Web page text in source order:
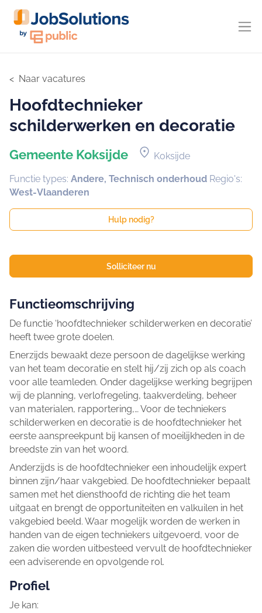
Naar vacatures
Hoofdtechnieker
schilderwerken en decoratie
Gemeente Koksijde location_on Koksijde
Functie types: Andere, Technisch onderhoud Regio's:
West-Vlaanderen
Hulp nodig?
Solliciteer nu
Functieomschrijving
De functie ‘hoofdtechnieker schilderwerken en decoratie’
heeft twee grote doelen.
Enerzijds bewaakt deze persoon de dagelijkse werking
van het team decoratie en stelt hij/zij zich op als coach
voor alle teamleden. Onder dagelijkse werking begrijpen
wij de planning, verlofregeling, taakverdeling, beheer
van materialen, rapportering,… Voor de techniekers
schilderwerken en decoratie is de hoofdtechnieker het
eerste aanspreekpunt bij kansen of moeilijkheden in de
breedste zin van het woord.
Anderzijds is de hoofdtechnieker een inhoudelijk expert
binnen zijn/haar vakgebied. De hoofdtechnieker bepaalt
samen met het diensthoofd de richting die het team
uitgaat en brengt de opportuniteiten en valkuilen in het
vakgebied beeld. Waar mogelijk worden de werken in
handen van de eigen techniekers uitgevoerd, voor de
zaken die worden uitbesteed vervult de hoofdtechnieker
een adviserende en opvolgende rol.
Profiel
Je kan: